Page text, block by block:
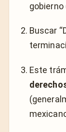
gobierno
Buscar
Este